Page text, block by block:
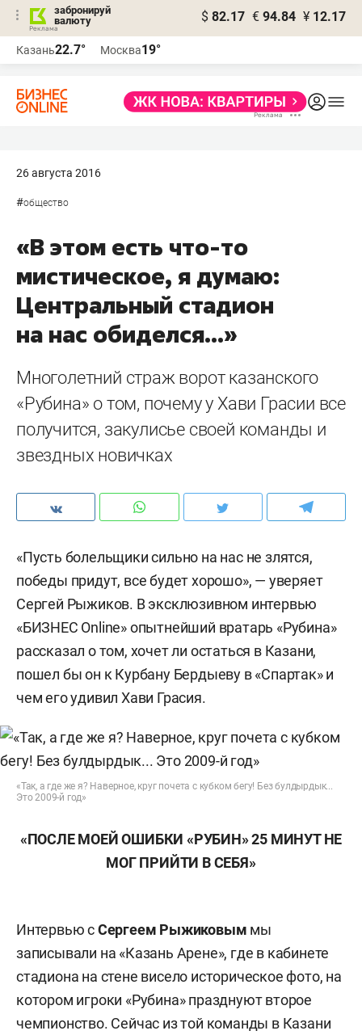
забронируй
валюту
$ 82.17 € 94.84 ¥ 12.17
Казань22.7° Москва19°
26 августа 2016
#общество
«В этом есть что-то
мистическое, я думаю:
Центральный стадион
на нас обиделся...»
Многолетний страж ворот казанского
«Рубина» о том, почему у Хави Грасии все
получится, закулисье своей команды и
звездных новичках
«Пусть болельщики сильно на нас не злятся,
победы придут, все будет хорошо», — уверяет
Сергей Рыжиков. В эксклюзивном интервью
«БИЗНЕС Online» опытнейший вратарь «Рубина»
рассказал о том, хочет ли остаться в Казани,
пошел бы он к Курбану Бердыеву в «Спартак» и
чем его удивил Хави Грасия.
«Так, а где же я? Наверное, круг почета с кубком бегу! Без булдырдык...
Это 2009-й год»
«ПОСЛЕ МОЕЙ ОШИБКИ «РУБИН» 25 МИНУТ НЕ
МОГ ПРИЙТИ В СЕБЯ»
Интервью сСергеем Рыжиковым мы
записывали на «Казань Арене», где в кабинете
стадиона на стене висело историческое фото, на
котором игроки «Рубина» празднуют второе
чемпионство. Сейчас из той команды в Казани